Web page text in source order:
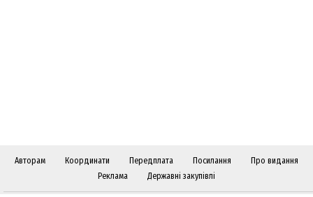
Авторам Координати Передплата Посилання
Про видання
Реклама
Державні закупівлі